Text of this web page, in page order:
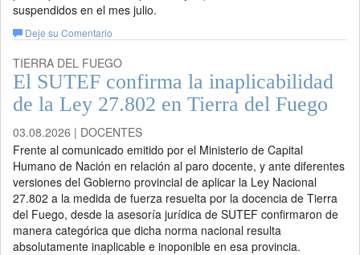
suspendidos en el mes julio.
Deje su Comentario
TIERRA DEL FUEGO
El SUTEF confirma la inaplicabilidad
de la Ley 27.802 en Tierra del Fuego
03.08.2026 | DOCENTES
Frente al comunicado emitido por el Ministerio de Capital
Humano de Nación en relación al paro docente, y ante diferentes
versiones del Gobierno provincial de aplicar la Ley Nacional
27.802 a la medida de fuerza resuelta por la docencia de Tierra
del Fuego, desde la asesoría jurídica de SUTEF confirmaron de
manera categórica que dicha norma nacional resulta
absolutamente inaplicable e inoponible en esa provincia.